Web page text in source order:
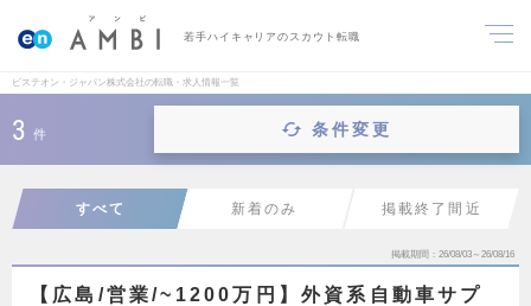
若手ハイキャリアのスカウト転職
ビステオン・ジャパン株式会社の転職・求人情報一覧
3 件 条件変更
すべて 新着のみ 掲載終了間近
掲載期間 26/08/03～26/08/16
【広島/営業/~1200万円】外資系自動車サプ